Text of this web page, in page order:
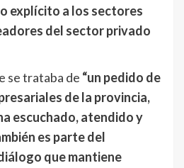
explícito a los sectores
del sector privado
se trataba de “un pedido de
de la provincia,
escuchado, atendido y
es parte del
que mantiene